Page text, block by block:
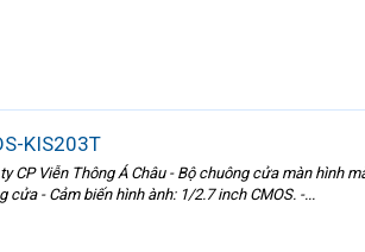
KIS203T
Viễn Thông Á Châu - Bộ chuông cửa màn hình
- Cảm biến hình ành: 1/2.7 inch CMOS. -...